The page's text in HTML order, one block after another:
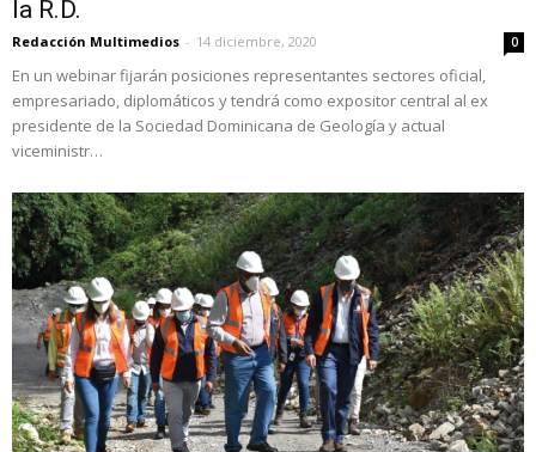
la R.D.
Redacción Multimedios - 14 diciembre, 2020 0
En un webinar fijarán posiciones representantes sectores oficial,
empresariado, diplomáticos y tendrá como expositor central al ex
presidente de la Sociedad Dominicana de Geología y actual
viceministr…